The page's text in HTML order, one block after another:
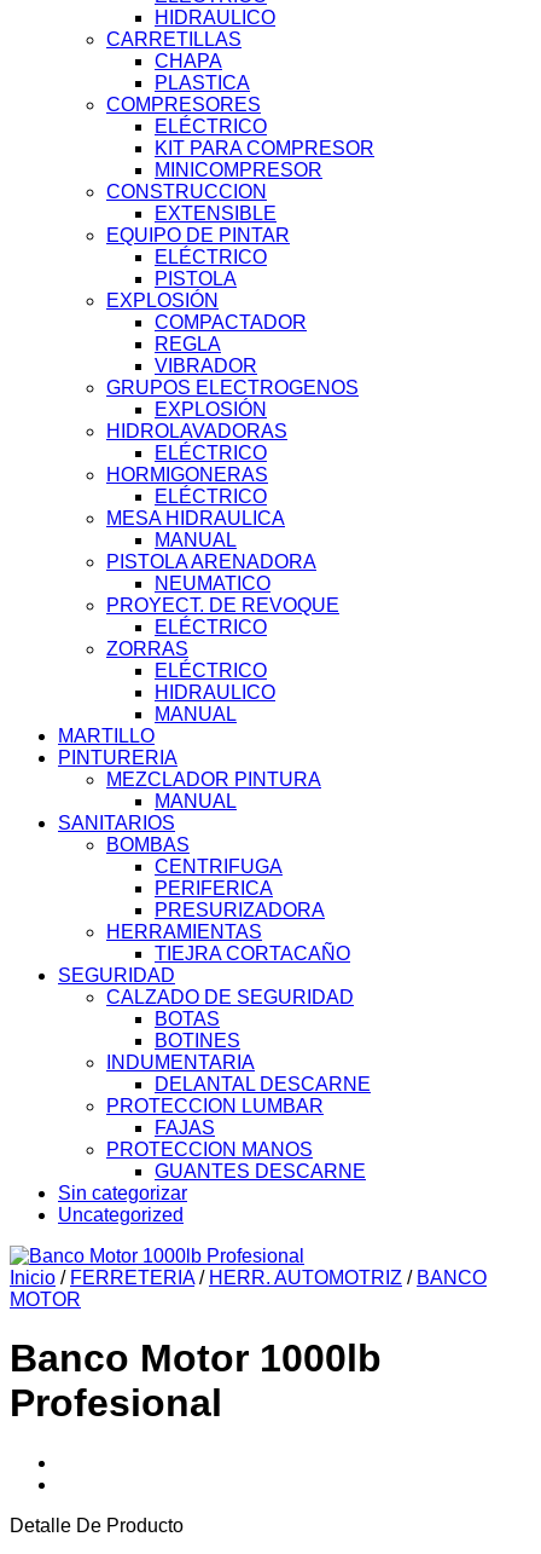
HIDRAULICO
CARRETILLAS
CHAPA
PLASTICA
COMPRESORES
ELÉCTRICO
KIT PARA COMPRESOR
MINICOMPRESOR
CONSTRUCCION
EXTENSIBLE
EQUIPO DE PINTAR
ELÉCTRICO
PISTOLA
EXPLOSIÓN
COMPACTADOR
REGLA
VIBRADOR
GRUPOS ELECTROGENOS
EXPLOSIÓN
HIDROLAVADORAS
ELÉCTRICO
HORMIGONERAS
ELÉCTRICO
MESA HIDRAULICA
MANUAL
PISTOLA ARENADORA
NEUMATICO
PROYECT. DE REVOQUE
ELÉCTRICO
ZORRAS
ELÉCTRICO
HIDRAULICO
MANUAL
MARTILLO
PINTURERIA
MEZCLADOR PINTURA
MANUAL
SANITARIOS
BOMBAS
CENTRIFUGA
PERIFERICA
PRESURIZADORA
HERRAMIENTAS
TIEJRA CORTACAÑO
SEGURIDAD
CALZADO DE SEGURIDAD
BOTAS
BOTINES
INDUMENTARIA
DELANTAL DESCARNE
PROTECCION LUMBAR
FAJAS
PROTECCION MANOS
GUANTES DESCARNE
Sin categorizar
Uncategorized
Inicio / FERRETERIA / HERR. AUTOMOTRIZ / BANCO
MOTOR
Banco Motor 1000lb
Profesional
Detalle De Producto